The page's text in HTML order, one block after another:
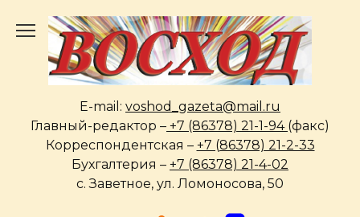
содержанию
E-mail: voshod_gazeta@mail.ru
Главный-редактор – +7 (86378) 21-1-94 (факс)
Корреспондентская – +7 (86378) 21-2-33
Бухгалтерия – +7 (86378) 21-4-02
с. Заветное, ул. Ломоносова, 50